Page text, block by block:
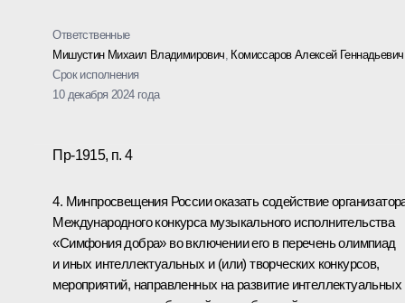
Ответственные
Мишустин Михаил Владимирович Комиссаров Алексей Геннадьевич
Срок исполнения
10 декабря 2024 года
Пр-1915, п. 4
4. Минпросвещения России оказать содействие
Международного конкурса музыкального исполнительства
«Симфония добра» во включении его в перечень олимпиад
и иных интеллектуальных и (или) творческих конкурсов,
мероприятий, направленных на развитие интеллектуальных